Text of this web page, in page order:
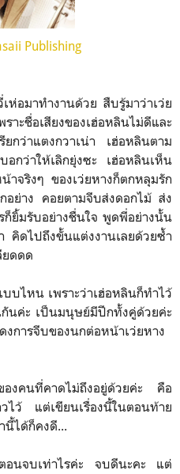
Publishing
มาทำงานด้วย สืบรู้มาว่าเว่ย
าะชื่อเสียงของเฮ่อหลินไม่ดีและ
ยกว่าแตงกวาเน่า เฮ่อหลินตาม
อกว่าให้เลิกยุ่งซะ เฮ่อหลินเห็น
าจริงๆ ของเว่ยหางก็ตกหลุมรัก
อย่าง คอยตามจีบส่งดอกไม้ ส่ง
ก็ยิ้มรับอย่างชื่นใจ พูดพี่อย่างนั้น
คิดไปถึงขั้นแต่งงานเลยด้วยซ้ำ
ยดดด
บไหน เพราะว่าเฮ่อหลินก็ทำไว้
กันค่ะ เป็นมนุษย์มีปีกทั้งคู่ด้วยค่ะ
การจีบของนกต่อหน้าเว่ยหาง
องคนที่คาดไม่ถึงอยู่ด้วยค่ะ คือ
ไว้ แต่เขียนเรื่องนี้ในตอนท้าย
นี้ได้ก็คงดี...
ตอนจบเท่าไรค่ะ จบดีนะคะ แต่